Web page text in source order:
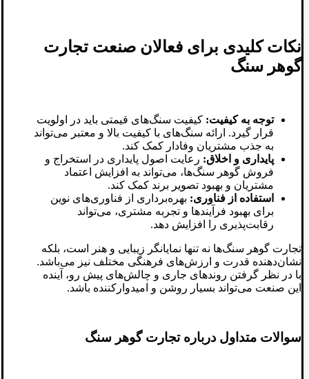
نکات کلیدی برای فعالان صنعت تجارت
گوهر سنگ‌
توجه به کیفیت: کیفیت سنگ‌های قیمتی باید در اولویت
قرار گیرد. ارائه سنگ‌های با کیفیت بالا و معتبر می‌تواند
به جذب مشتریان وفادار کمک کند.
پایداری و اخلاق: رعایت اصول پایداری در استخراج و
فروش گوهر سنگ‌ها، می‌تواند به افزایش اعتماد
مشتریان و بهبود تصویر برند کمک کند.
استفاده از فناوری: بهره‌برداری از فناوری‌های نوین
برای بهبود فرآیندها و تجربه مشتری، می‌تواند
رقابت‌پذیری را افزایش دهد.
تجارت گوهر سنگ‌ها نه تنها نمایانگر زیبایی و هنر است، بلکه
نشان‌دهنده قدرت و ارزش‌های فرهنگی مختلف نیز می‌باشد.
با در نظر گرفتن روندهای جاری و چالش‌های پیش رو، آینده
این صنعت می‌تواند بسیار روشن و امیدوارکننده باشد.
سوالات متداول درباره تجارت گوهر سنگ